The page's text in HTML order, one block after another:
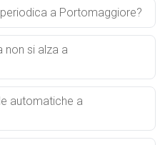
a Portomaggiore?
non si alza a
automatiche a